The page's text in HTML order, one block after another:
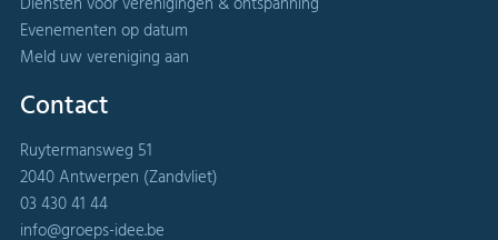
Evenementen op datum
Meld uw vereniging aan
Contact
Ruytermansweg 51
2040 Antwerpen (Zandvliet)
03 430 41 44
info@groeps-idee.be